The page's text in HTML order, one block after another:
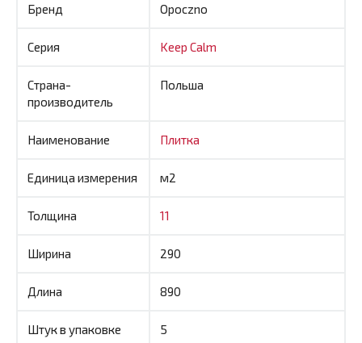
Бренд Opoczno
Серия Keep Calm
Страна-
производитель
Польша
Наименование Плитка
Единица измерения м2
Толщина 11
Ширина 290
Длина 890
Штук в упаковке 5